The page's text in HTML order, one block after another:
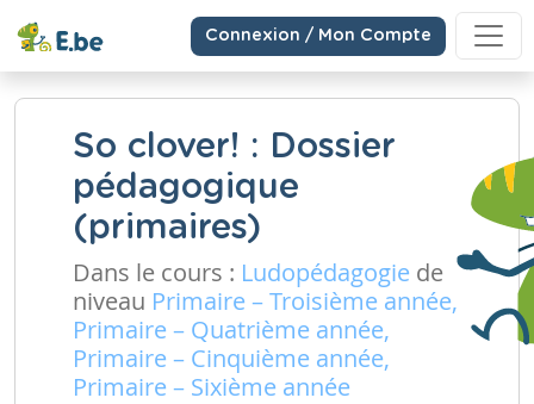
Connexion / Mon Compte
So clover! : Dossier
pédagogique
(primaires)
Dans le cours : Ludopédagogie de
niveau Primaire – Troisième année,
Primaire – Quatrième année,
Primaire – Cinquième année,
Primaire – Sixième année